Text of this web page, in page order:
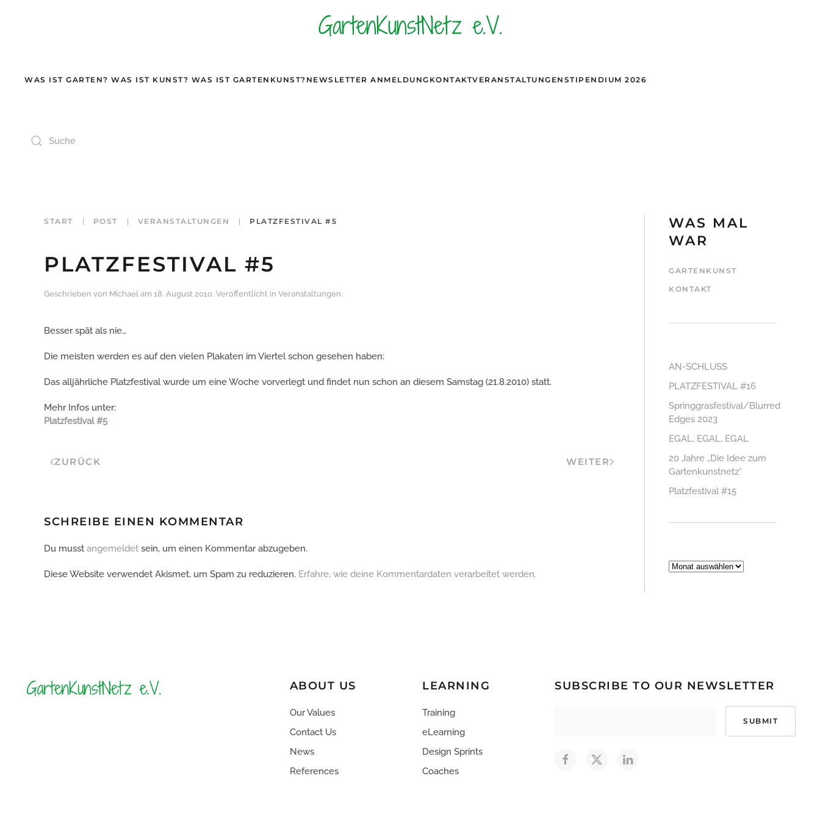
WAS IST GARTEN? WAS IST KUNST? WAS IST GARTENKUNST? NEWSLETTER ANMELDUNG KONTAKTVERANSTALTUNGEN STIPENDIUM 2026
START POST VERANSTALTUNGEN PLATZFESTIVAL #5
PLATZFESTIVAL #5
Geschrieben von Michael am 18. August 2010. Veröffentlicht in Veranstaltungen.
Besser spät als nie…
Die meisten werden es auf den vielen Plakaten im Viertel schon gesehen haben:
Das alljährliche Platzfestival wurde um eine Woche vorverlegt und findet nun schon an diesem Samstag (21.8.2010) statt.
Mehr Infos unter:
Platzfestival #5
ZURÜCK WEITER
SCHREIBE EINEN KOMMENTAR
Du musst angemeldet sein, um einen Kommentar abzugeben.
Diese Website verwendet Akismet, um Spam zu reduzieren. Erfahre, wie deine Kommentardaten verarbeitet werden.
WAS MAL
WAR
GARTENKUNST
KONTAKT
AN-SCHLUSS
PLATZFESTIVAL #16
Springgrasfestival/Blurred
Edges 2023
EGAL, EGAL, EGAL
20 Jahre „Die Idee zum
Gartenkunstnetz“
Platzfestival #15
Archiv
ABOUT US
Our Values
Contact Us
News
References
LEARNING
Training
eLearning
Design Sprints
Coaches
SUBSCRIBE TO OUR NEWSLETTER
SUBMIT